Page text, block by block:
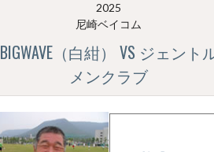
2025
尼崎ベイコム
BIGWAVE（白紺） VS ジェント
メンクラブ